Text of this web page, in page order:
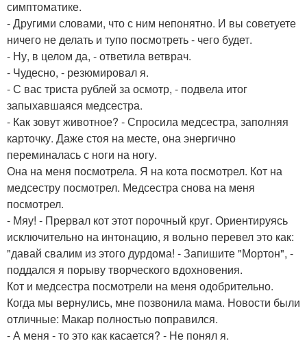
симптоматике.
- Другими словами, что с ним непонятно. И вы советуете
ничего не делать и тупо посмотреть - чего будет.
- Ну, в целом да, - ответила ветврач.
- Чудесно, - резюмировал я.
- С вас триста рублей за осмотр, - подвела итог
запыхавшаяся медсестра.
- Как зовут животное? - Спросила медсестра, заполняя
карточку. Даже стоя на месте, она энергично
переминалась с ноги на ногу.
Она на меня посмотрела. Я на кота посмотрел. Кот на
медсестру посмотрел. Медсестра снова на меня
посмотрел.
- Мяу! - Прервал кот этот порочный круг. Ориентируясь
исключительно на интонацию, я вольно перевел это как:
"давай свалим из этого дурдома! - Запишите "Мортон", -
поддался я порыву творческого вдохновения.
Кот и медсестра посмотрели на меня одобрительно.
Когда мы вернулись, мне позвонила мама. Новости были
отличные: Макар полностью поправился.
- А меня - то это как касается? - Не понял я.